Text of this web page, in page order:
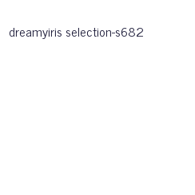
dreamyiris selection-s682